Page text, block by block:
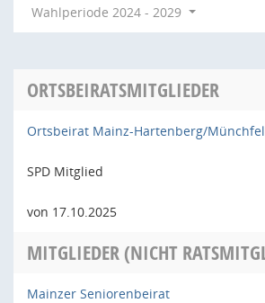
Wahlperiode 2024 - 2029
ORTSBEIRATSMITGLIEDER
Ortsbeirat Mainz-Hartenberg/
SPD Mitglied
von 17.10.2025
MITGLIEDER (NICHT
Mainzer Seniorenbeirat